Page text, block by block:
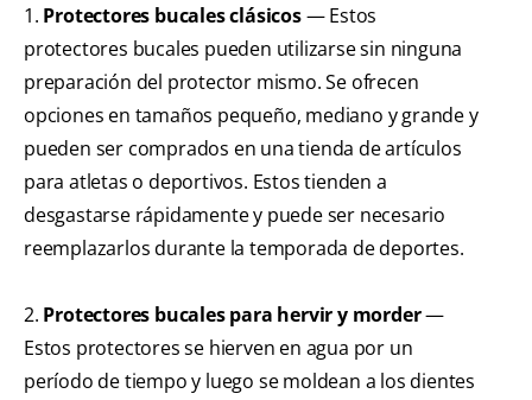
1. Protectores bucales clásicos— Estos
protectores bucales pueden utilizarse sin ninguna
preparación del protector mismo. Se ofrecen
opciones en tamaños pequeño, mediano y grande y
pueden ser comprados en una tienda de artículos
para atletas o deportivos. Estos tienden a
desgastarse rápidamente y puede ser necesario
reemplazarlos durante la temporada de deportes.
2. Protectores bucales para hervir y morder—
Estos protectores se hierven en agua por un
período de tiempo y luego se moldean a los dientes